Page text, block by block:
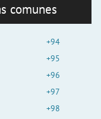
comunes
+94
+95
+96
+97
+98